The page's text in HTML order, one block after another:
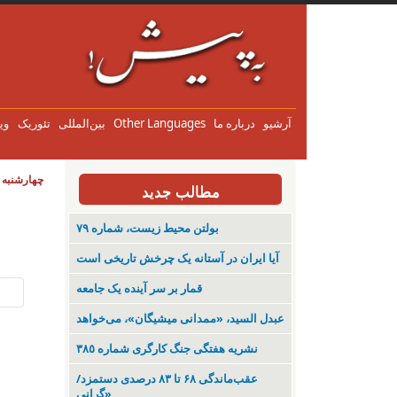
تئوریک بین‌المللی Other Languages درباره ما آرشیو
چهارشنبه ۱۴ مرداد ۱۴۰۵
مطالب جدید
بولتن محیط زیست، شماره ۷۹
آیا ایران در آستانه یک چرخش تاریخی است
قمار بر سر آینده یک جامعه
عبدل السید، «ممدانی میشیگان»، می‌خواهد
نشریە هفتگی جنگ کارگری شمارە ٣٨٥
عقب‌ماندگی ۶۸ تا ۸۳ درصدی دستمزد/
«گرانی